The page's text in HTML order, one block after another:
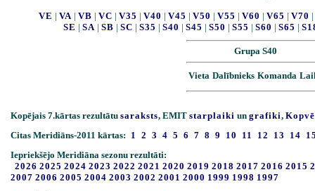
VE | VA | VB | VC | V35 | V40 | V45 | V50 | V55 | V60 | V65 | V70 |
SE | SA| SB | SC | S35 | S40 | S45 | S50 | S55 | S60 | S65 |
Grupa S40
Vieta Dalībnieks Komanda
Kopējais 7.kārtas rezultātu saraksts, EMIT starplaiki un grafiki,
Citas Meridiāns-2011 kārtas: 1 2 3 4 5 6 7 8 9 10 11 12 13 14
Iepriekšējo Meridiāna sezonu rezultāti:
2026 2025 2024 2023 2022 2021 2020 2019 2018 2017 2016 2015
2007 2006 2005 2004 2003 2002 2001 2000 1999 1998 1997